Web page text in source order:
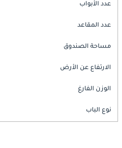
عدد الأبواب
عدد المقاعد
مساحة الصندوق
الارتفاع عن الأرض
الوزن الفارغ
نوع الباب